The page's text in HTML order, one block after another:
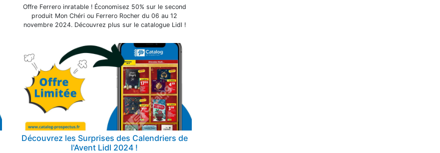
Offre Ferrero inratable ! Économisez 50% sur le second
produit Mon Chéri ou Ferrero Rocher du 06 au 12
novembre 2024. Découvrez plus sur le catalogue Lidl !
Découvrez les Surprises des Calendriers de
l'Avent Lidl 2024 !